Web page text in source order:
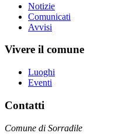
Notizie
Comunicati
Avvisi
Vivere il comune
Luoghi
Eventi
Contatti
Comune di Sorradile